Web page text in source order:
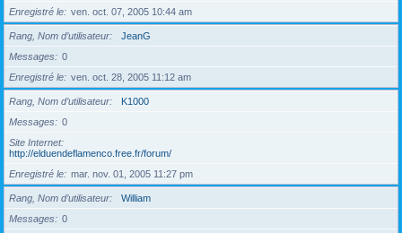
Enregistré le
ven. oct. 07, 2005 10:44 am
Rang, Nom d’utilisateur
JeanG
Messages
0
Enregistré le
ven. oct. 28, 2005 11:12 am
Rang, Nom d’utilisateur
K1000
Messages
0
Site Internet
http://elduendeflamenco.free.fr/forum/
Enregistré le
mar. nov. 01, 2005 11:27 pm
Rang, Nom d’utilisateur
William
Messages
0